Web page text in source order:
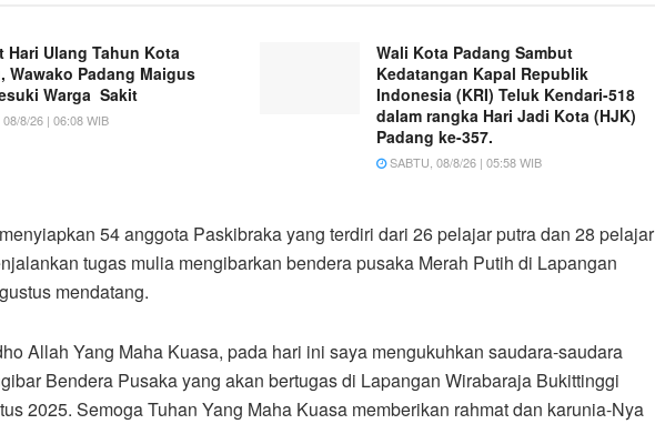
Hari Ulang Tahun Kota
Wawako Padang Maigus
Warga Sakit
8/26 | 06:08 WIB
Wali Kota Padang Sambut
Kedatangan Kapal Republik
Indonesia (KRI) Teluk Kendari-518
dalam rangka Hari Jadi Kota (HJK)
Padang ke-357.
SABTU, 08/8/26 | 05:58 WIB
54 anggota Paskibraka yang terdiri dari 26 pelajar putra dan 28 pelajar
tugas mulia mengibarkan bendera pusaka Merah Putih di Lapangan
mendatang.
Allah Yang Maha Kuasa, pada hari ini saya mengukuhkan saudara-saudara
Bendera Pusaka yang akan bertugas di Lapangan Wirabaraja Bukittinggi
2025. Semoga Tuhan Yang Maha Kuasa memberikan rahmat dan karunia-Nya